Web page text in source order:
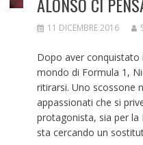
11 DICEMBRE 2016
Dopo aver conquistato
mondo di Formula 1,
ritirarsi. Uno scossone
appassionati che si
protagonista, sia per la
sta cercando un